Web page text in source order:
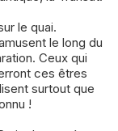
le quai.
le long du
Ceux qui
ces êtres
surtout que
!